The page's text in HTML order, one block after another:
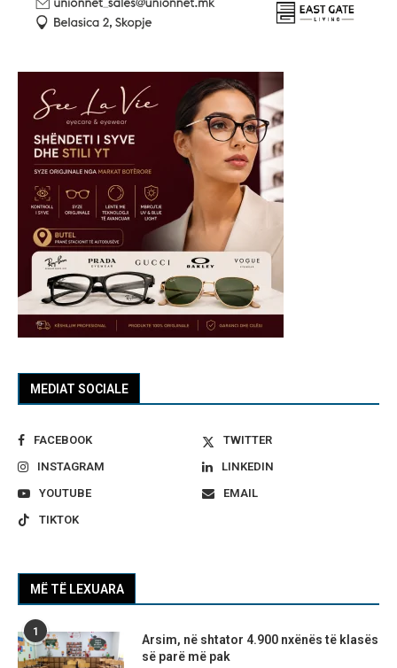
MEDIAT SOCIALE
FACEBOOK
TWITTER
INSTAGRAM
LINKEDIN
YOUTUBE
EMAIL
TIKTOK
MË TË LEXUARA
1
Arsim, në shtator 4.900 nxënës të klasës
së parë më pak